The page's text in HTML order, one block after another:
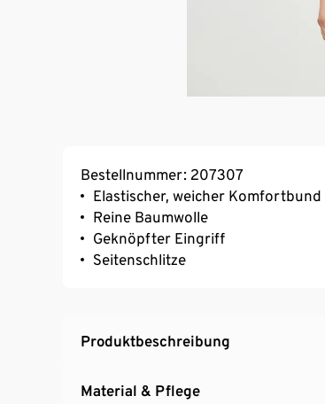
Bestellnummer: 207307
Elastischer, weicher Komfortbund
Reine Baumwolle
Geknöpfter Eingriff
Seitenschlitze
Produktbeschreibung
Material & Pflege